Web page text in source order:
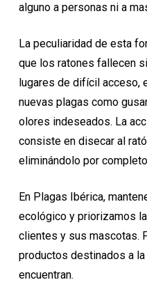
alguno a personas ni a
La peculiaridad de esta
que los ratones fallecen
lugares de difícil acceso,
nuevas plagas como
olores indeseados. La
consiste en disecar al
eliminándolo por
En Plagas Ibérica,
ecológico y priorizamos
clientes y sus mascotas.
productos destinados a
encuentran.